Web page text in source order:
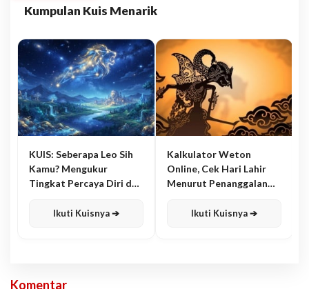
Kumpulan Kuis Menarik
KUIS: Seberapa Leo Sih
Kamu? Mengukur
Tingkat Percaya Diri dan
Ikuti Kuisnya ➔
Kalkulator Weton
Online, Cek Hari Lahir
Menurut Penanggalan
Ikuti Kuisnya ➔
Komentar